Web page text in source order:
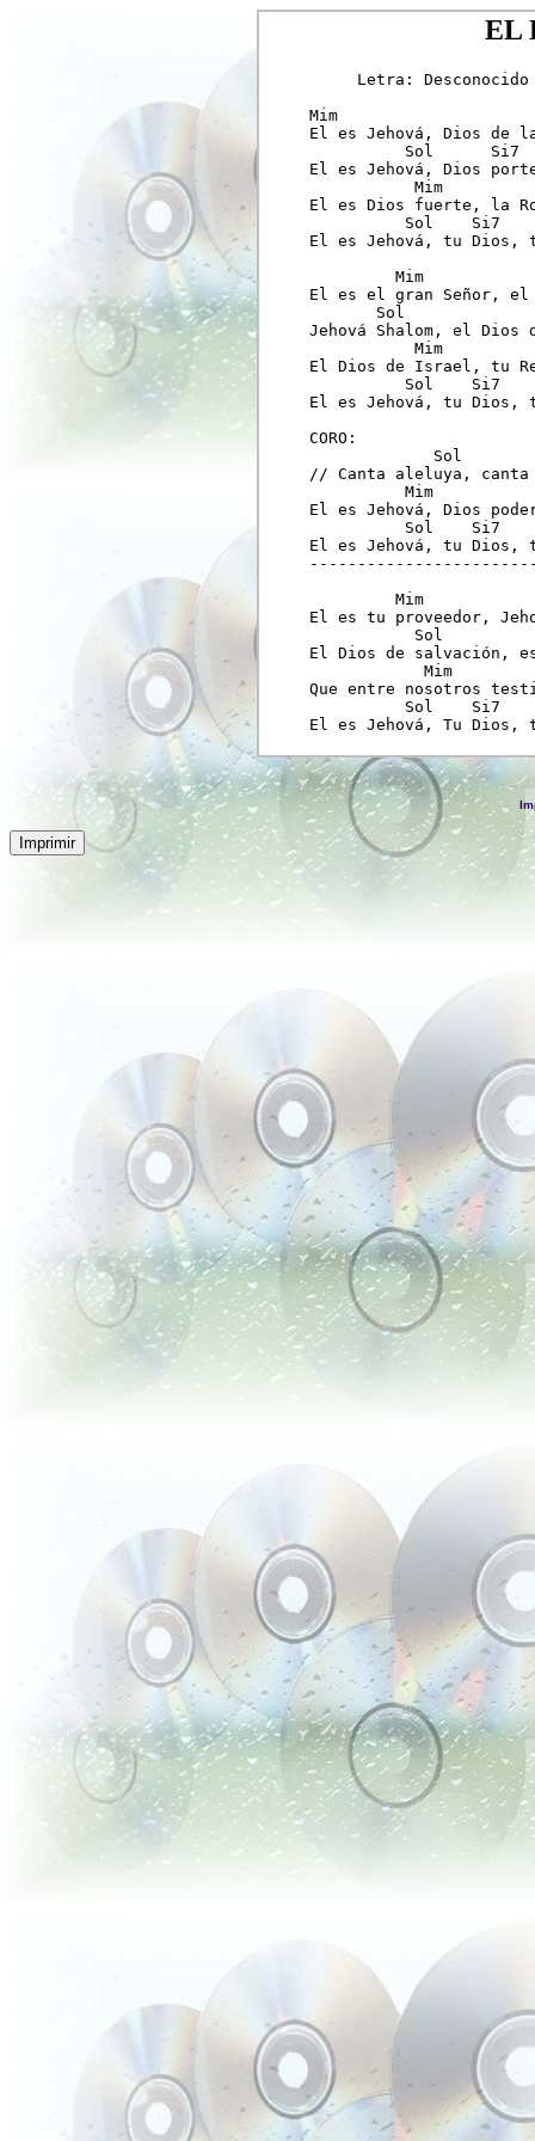
EL
Letra:
Mim
El es Jehová, Dios de
          Sol      Si7
El es Jehová, Dios
           Mim
El es Dios fuerte, la
Sol    Si7
El es Jehová, tu Dios,
         Mim
El es el gran Señor, el
Sol
Jehová Shalom, el Dios
           Mim
El Dios de Israel, tu
Sol    Si7
El es Jehová, tu Dios,
CORO:
Sol
// Canta aleluya,
          Mim
El es Jehová, Dios
Sol    Si7
El es Jehová, tu Dios,
         Mim
El es tu proveedor,
Sol
El Dios de salvación,
            Mim
Que entre nosotros
Sol    Si7